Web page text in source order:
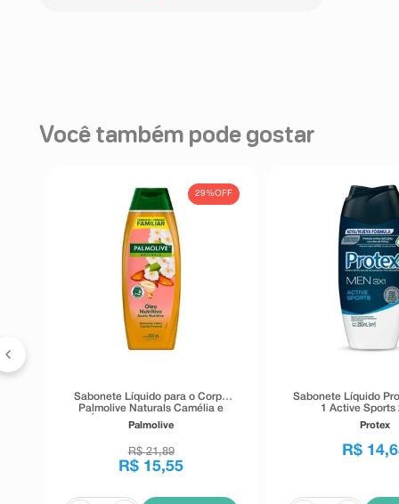
Você também pode gostar
29%OFF
Sabonete Líquido para o Corpo
Palmolive Naturals Camélia e
Óleo de Amendoas 650ml
Palmolive
R$ 21,89
R$ 15,55
Sabonete Líquido
1 Active Sports
Protex
R$ 14,